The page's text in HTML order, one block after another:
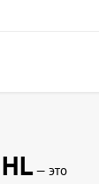
— это